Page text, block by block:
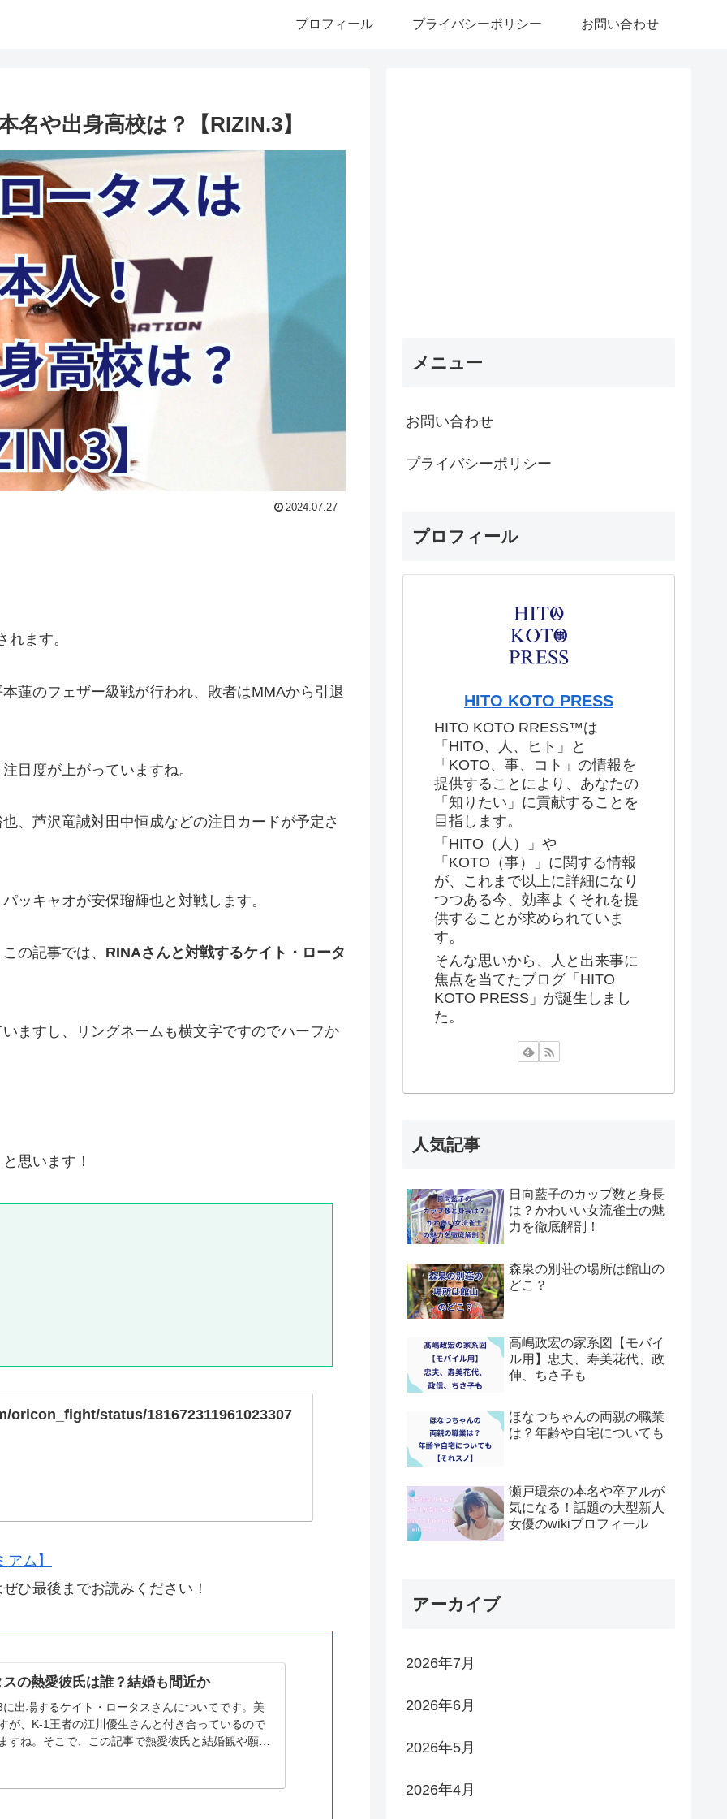
プロフィール プライバシーポリシー お問い合わせ
や出身高校は？【RIZIN.3】
2024.07.27
ます。
蓮のフェザー級戦が行われ、敗者はMMAから引退
目度が上がっていますね。
、芦沢竜誠対田中恒成などの注目カードが予定さ
ッキャオが安保瑠輝也と対戦します。
の記事では、 RINAさんと対戦するケイト・ロータ
ますし、リングネームも横文字ですのでハーフか
思います！
oricon_fight/status/181672311961023307
ム】
ひ最後までお読みください！
の熱愛彼氏は誰？結婚も間近か
出場するケイト・ロータスさんについてです。美
が、K-1王者の江川優生さんと付き合っているので
すね。そこで、この記事で熱愛彼氏と結婚観や願望
メニュー
お問い合わせ
プライバシーポリシー
プロフィール
HITO KOTO PRESS
HITO KOTO RRESS™︎は
「HITO、人、ヒト」と
「KOTO、事、コト」の情報を
提供することにより、あなたの
「知りたい」に貢献することを
目指します。
「HITO（人）」や
「KOTO（事）」に関する情報
が、これまで以上に詳細になり
つつある今、効率よくそれを提
供することが求められていま
す。
そんな思いから、人と出来事に
焦点を当てたブログ「HITO
KOTO PRESS」が誕生しまし
た。
人気記事
日向藍子のカップ数と身長
は？かわいい女流雀士の魅
力を徹底解剖！
森泉の別荘の場所は館山の
どこ？
高嶋政宏の家系図【モバイ
ル用】忠夫、寿美花代、政
伸、ちさ子も
ほなつちゃんの両親の職業
は？年齢や自宅についても
瀬戸環奈の本名や卒アルが
気になる！話題の大型新人
女優のwikiプロフィール
アーカイブ
2026年7月
2026年6月
2026年5月
2026年4月